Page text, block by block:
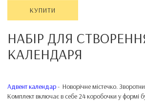
КУПИТИ
НАБІР ДЛЯ
КАЛЕНДАРЯ
Адвент календар- Новорічне містечко.
Комплект включає в себе 24 коробочки у формі